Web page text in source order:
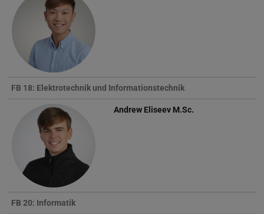
FB 18: Elektrotechnik und Informationstechnik
Andrew Eliseev M.Sc.
FB 20: Informatik